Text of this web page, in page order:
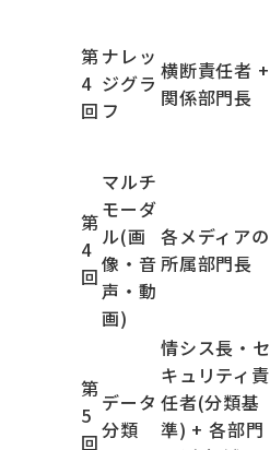
第
4
回
ナレッ
ジグラ
フ
横断責任者 +
関係部門長
第
4
回
マルチ
モーダ
ル(画
像・音
声・動
画)
各メディアの
所属部門長
第
5
回
データ
分類
情シス長・セ
キュリティ責
任者(分類基
準) + 各部門